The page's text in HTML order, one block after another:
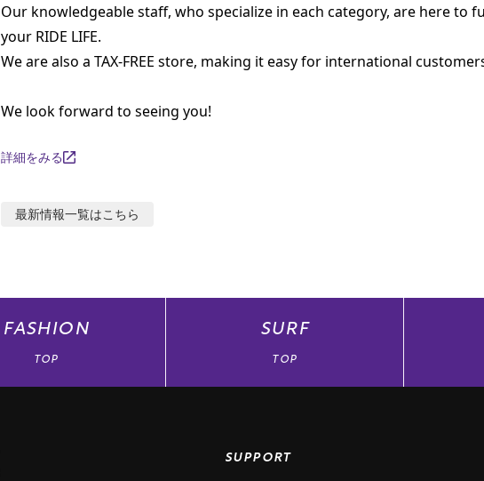
Our knowledgeable staff, who specialize in each category, are here to
your RIDE LIFE.
We are also a TAX-FREE store, making it easy for international
We look forward to seeing you!
詳細をみる
最新情報一覧はこちら
FASHION
TOP
SURF
TOP
SUPPORT